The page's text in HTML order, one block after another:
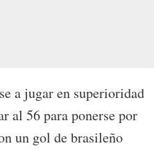
a jugar en superioridad
al 56 para ponerse por
un gol de brasileño